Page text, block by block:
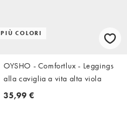
PIÙ COLORI
OYSHO - Comfortlux - Leggings
alla caviglia a vita alta viola
35,99 €